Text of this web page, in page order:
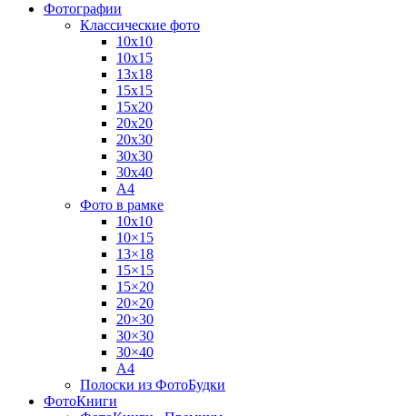
Фотографии
Классические фото
10х10
10х15
13х18
15х15
15х20
20х20
20х30
30х30
30х40
А4
Фото в рамке
10х10
10×15
13×18
15×15
15×20
20×20
20×30
30×30
30×40
A4
Полоски из ФотоБудки
ФотоКниги